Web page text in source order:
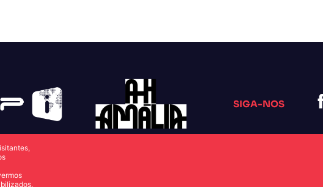
SIGA-NOS